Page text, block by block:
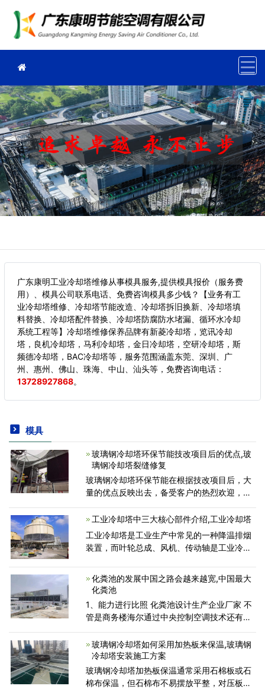
广东康明工业冷却塔维修从事模具服务,提供模具报价（服务费
用）、模具公司联系电话、免费咨询模具多少钱？【业务有工
业冷却塔维修、冷却塔节能改造、冷却塔拆旧换新、冷却塔填
料替换、冷却塔配件替换、冷却塔防腐防水堵漏、循环水冷却
系统工程等】冷却塔维修保养品牌有新菱冷却塔，览讯冷却
塔，良机冷却塔，马利冷却塔，金日冷却塔，空研冷却塔，斯
频德冷却塔，BAC冷却塔等，服务范围涵盖东莞、深圳、广
州、惠州、佛山、珠海、中山、汕头等， 免费咨询电话：
13728927868。
模具
玻璃钢冷却塔环保节能技改项目后的优点,玻
璃钢冷却塔裂缝修复
玻璃钢冷却塔环保节能在根据技改项目后，大
量的优点反映出去，备受客户的热烈欢迎，今
介绍一下玻璃钢冷却塔环保节能在技改项目后
的优点：（1）环保节能
工业冷却塔中三大核心部件介绍,工业冷却塔
工业冷却塔是工业生产中常见的一种降温排烟
装置，而叶轮总成、风机、传动轴是工业冷却
却塔的运行，所以对这三个核心部件用户朋友
要多加了解，以便更
化粪池的发展中国之路会越来越宽,中国最大
化粪池
1、能力进行比照 化粪池设计生产企业厂家 不
管是商务楼海尔通过中央控制空调技术还有就
是海尔分体式空调作为基本的能力以及全是我
们得到有效降温和加热，但中央关于空调跟分
体式碟形弹
玻璃钢冷却塔如何采用加热板来保温,玻璃钢
冷却塔安装施工方案
玻璃钢冷却塔加热板保温通常采用石棉板或石
棉布保温，但石棉布不易摆放平整，对压板的